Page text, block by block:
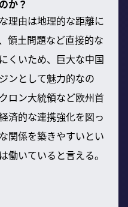
か？
理由は地理的な距離に
領土問題など直接的な
くいため、巨大な中国
ンとして魅力的なの
ロン大統領など欧州首
済的な連携強化を図っ
関係を築きやすいとい
働いていると言える。